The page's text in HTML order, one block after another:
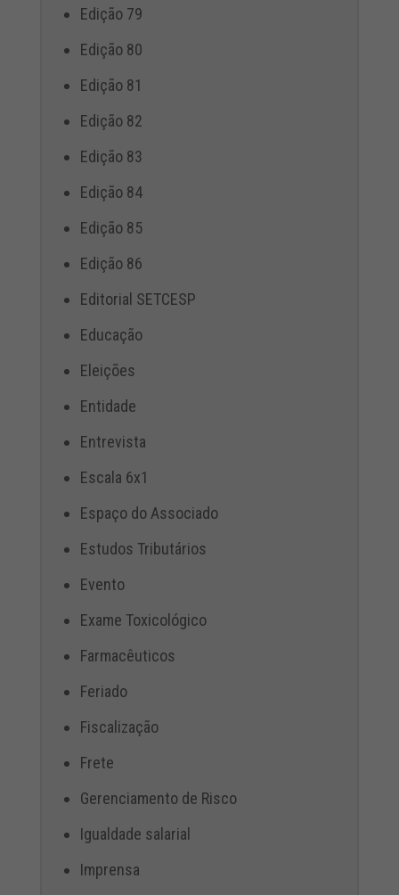
Edição 79
Edição 80
Edição 81
Edição 82
Edição 83
Edição 84
Edição 85
Edição 86
Editorial SETCESP
Educação
Eleições
Entidade
Entrevista
Escala 6x1
Espaço do Associado
Estudos Tributários
Evento
Exame Toxicológico
Farmacêuticos
Feriado
Fiscalização
Frete
Gerenciamento de Risco
Igualdade salarial
Imprensa